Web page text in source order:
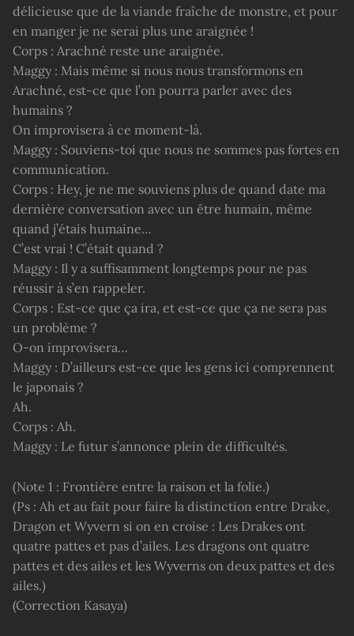
délicieuse que de la viande fraîche de monstre, et pour
en manger je ne serai plus une araignée !
Corps : Arachné reste une araignée.
Maggy : Mais même si nous nous transformons en
Arachné, est-ce que l’on pourra parler avec des
humains ?
On improvisera à ce moment-là.
Maggy : Souviens-toi que nous ne sommes pas fortes en
communication.
Corps : Hey, je ne me souviens plus de quand date ma
dernière conversation avec un être humain, même
quand j’étais humaine…
C’est vrai ! C’était quand ?
Maggy : Il y a suffisamment longtemps pour ne pas
réussir à s’en rappeler.
Corps : Est-ce que ça ira, et est-ce que ça ne sera pas
un problème ?
O-on improvisera…
Maggy : D’ailleurs est-ce que les gens ici comprennent
le japonais ?
Ah.
Corps : Ah.
Maggy : Le futur s’annonce plein de difficultés.
(Note 1 : Frontière entre la raison et la folie.)
(Ps : Ah et au fait pour faire la distinction entre Drake,
Dragon et Wyvern si on en croise : Les Drakes ont
quatre pattes et pas d’ailes. Les dragons ont quatre
pattes et des ailes et les Wyverns on deux pattes et des
ailes.)
(Correction Kasaya)